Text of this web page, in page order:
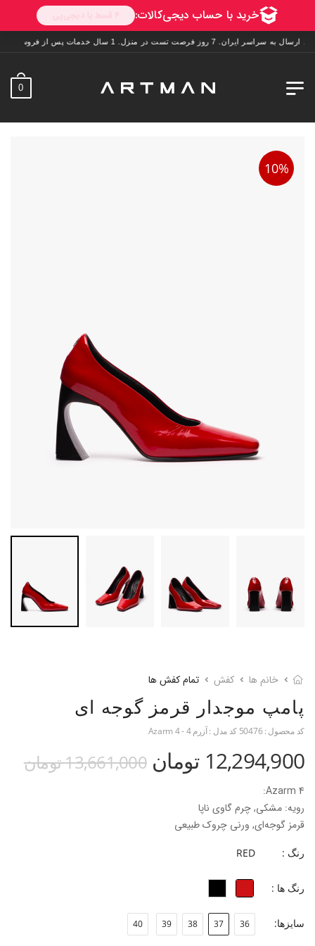
فرصت تست در منزل. 1 سال خدمات پس از فروش.
0
10%
خانم ها کفش تمام کفش ها
پامپ موجدار قرمز گوجه ای
کد محصول : 50476 کد مدل :آزرم 4 - Azarm 4
12,294,900 تومان 13,661,000 تومان
Azarm 4:
رویه: مشکی, چرم گاوی ناپا
قرمز گوجه‌ای, ورنی چروک طبیعی
جنس کفی: فوم ۲ میل با آستر روکش چرم بزی
ارتفاع پاشنه: ۹/۳cm
جنس پاشنه: ABS
جنس سر پاشنه: ABS
رنگ : RED
رنگ ها :
سایزها: 36
37
38
39
40